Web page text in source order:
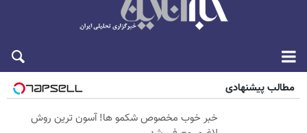
مطالب پیشنهادی
خبر خوب مخصوص شکمو ها! آسون ترین روش